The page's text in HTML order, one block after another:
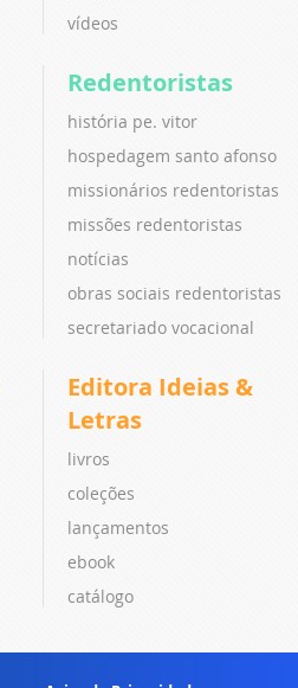
vídeos
Redentoristas
história pe. vitor
hospedagem santo afonso
missionários redentoristas
missões redentoristas
notícias
obras sociais redentoristas
secretariado vocacional
Editora Ideias &
Letras
livros
coleções
lançamentos
ebook
catálogo